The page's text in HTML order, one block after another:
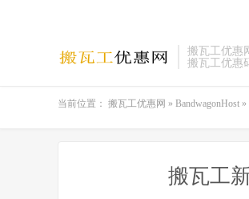
搬瓦工优惠
搬瓦工优惠
当前位置： 搬瓦工优惠网 » BandwagonHost »
搬瓦工